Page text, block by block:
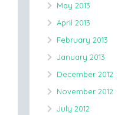
May 2013
April 2013
February 2013
January 2013
December 2012
November 2012
July 2012